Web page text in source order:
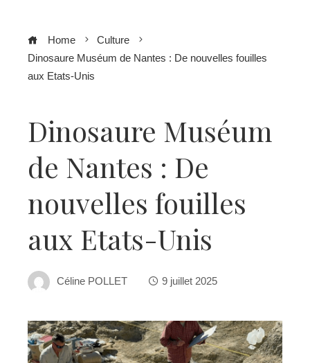
Home
Culture
Dinosaure Muséum de Nantes : De nouvelles fouilles
aux Etats-Unis
Dinosaure Muséum
de Nantes : De
nouvelles fouilles
aux Etats-Unis
Céline POLLET 9 juillet 2025